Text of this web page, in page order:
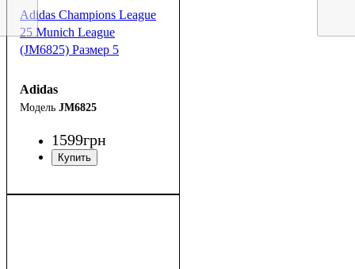
Adidas Champions League
25 Munich League
(JM6825) Размер 5
Adidas
JM6825
1599грн